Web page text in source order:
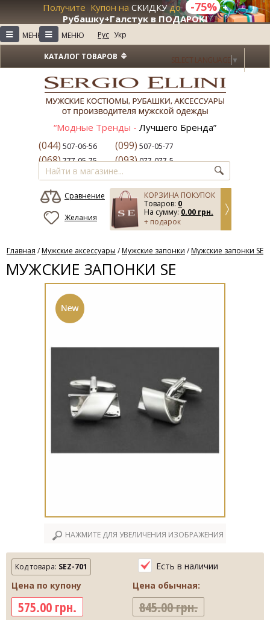
Получите Купон на СКИДКУдо -75% +
Рубашку+Галстук в ПОДАРОК!
1
≡ МЕНЮ Рус Укр
SELECT LANGUAGE ▼
КАТАЛОГ ТОВАРОВ
“Модные Тренды - Лучшего Бренда”
(044) 507-06-56 (099) 507-05-77
(068)777-05-75 (093)077-077-5
КОРЗИНА ПОКУПОК
Товаров: 0
На сумму: 0.00 грн.
+ подарок
Сравнение
Желания
Главная /Мужские аксессуары /Мужские запонки /Мужские запонки SE
МУЖСКИЕ ЗАПОНКИ SE
НАЖМИТЕ ДЛЯ УВЕЛИЧЕНИЯ ИЗОБРАЖЕНИЯ
Код товара: SEZ-701
Есть в наличии
Цена по купону
575.00 грн.
Цена обычная:
845.00 грн.
≡ МЕНЮ